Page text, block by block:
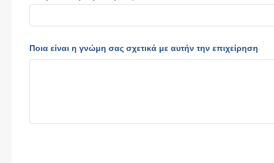
Ποια είναι η γνώμη σας σχετικά με αυτήν την επιχείρηση